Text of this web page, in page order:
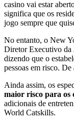
casino vai estar
significa que os
jogo sempre que
No entanto, o New
Diretor Executivo da
dizendo que o
pessoas em risco.
Ainda assim, os
maior risco para os
adicionais de
World Catskills.